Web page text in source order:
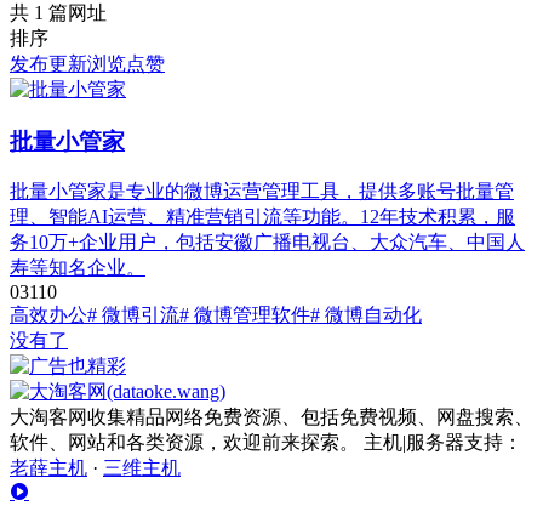
共 1 篇网址
排序
发布更新浏览点赞
批量小管家
批量小管家是专业的微博运营管理工具，提供多账号批量管
理、智能AI运营、精准营销引流等功能。12年技术积累，服
务10万+企业用户，包括安徽广播电视台、大众汽车、中国人
寿等知名企业。
03110
高效办公# 微博引流# 微博管理软件# 微博自动化
没有了
大淘客网收集精品网络免费资源、包括免费视频、网盘搜索、
软件、网站和各类资源，欢迎前来探索。 主机|服务器支持：
老薛主机 · 三维主机